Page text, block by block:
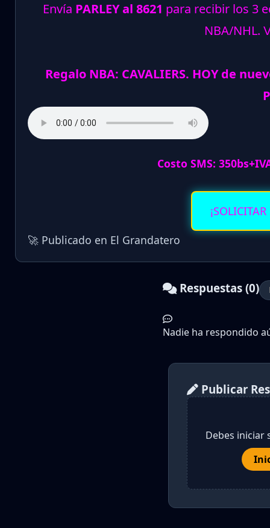
Envía PARLEY al 8621 para recibir los 3
NBA/NHL.
Regalo NBA: CAVALIERS. HOY de
Costo SMS:
🚀 Publicado en El Grandatero
Respuestas (0)
Nadie ha respondido
Publicar
Debes iniciar